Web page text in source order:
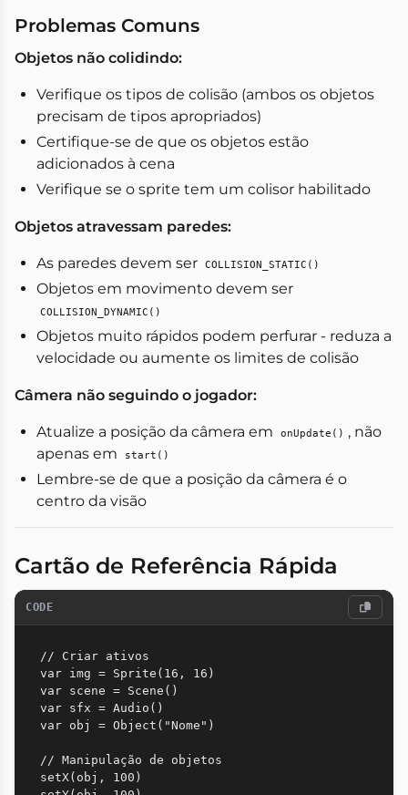
Problemas Comuns
Objetos não colidindo:
Verifique os tipos de colisão (ambos os objetos
precisam de tipos apropriados)
Certifique-se de que os objetos estão
adicionados à cena
Verifique se o sprite tem um colisor habilitado
Objetos atravessam paredes:
As paredes devem ser COLLISION_STATIC()
Objetos em movimento devem ser
COLLISION_DYNAMIC()
Objetos muito rápidos podem perfurar - reduza a
velocidade ou aumente os limites de colisão
Câmera não seguindo o jogador:
Atualize a posição da câmera em onUpdate() , não
apenas em
start()
Lembre-se de que a posição da câmera é o
centro da visão
Cartão de Referência Rápida
CODE
// Criar ativos
var img = Sprite(16, 16)
var scene = Scene()
var sfx = Audio()
var obj = Object("Nome")
// Manipulação de objetos
setX(obj, 100)